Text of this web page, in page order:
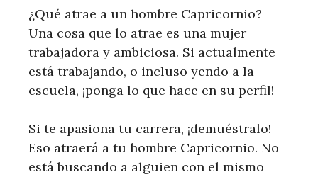
¿Qué atrae a un hombre Capricornio?
Una cosa que lo atrae es una mujer
trabajadora y ambiciosa. Si actualmente
está trabajando, o incluso yendo a la
escuela, ¡ponga lo que hace en su perfil!
Si te apasiona tu carrera, ¡demuéstralo!
Eso atraerá a tu hombre Capricornio. No
está buscando a alguien con el mismo